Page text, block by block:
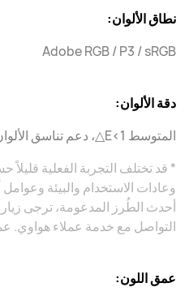
نطاق الألوان:
Adobe RGB / P3 / sRGB
دقة الألوان:
المتوسط E<1△، دعم تناسق الألوان العالمي
* قد تختلف التجربة الفعلية
وعادات الاستخدام والبيئة
أحدث الطُرز المدعومة، ترجى
التواصل مع خدمة عملاء هواوي. عمق اللون:
عمق اللون: